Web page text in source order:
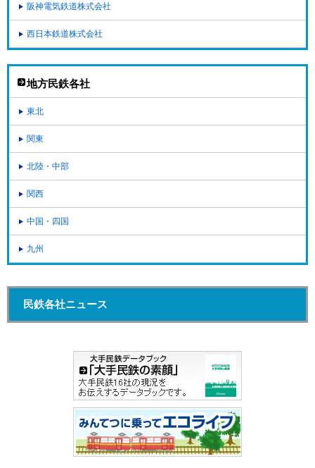
阪神電気鉄道株式会社
西日本鉄道株式会社
地方民鉄各社
東北
関東
北陸・中部
関西
中国・四国
九州
民鉄各社ニュース